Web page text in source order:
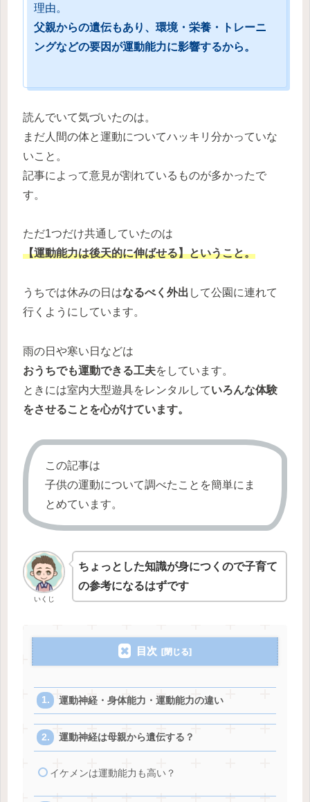
理由。
父親からの遺伝もあり、環境・栄養・トレーニ
ングなどの要因が運動能力に影響するから。
読んでいて気づいたのは。
まだ人間の体と運動についてハッキリ分かっていな
いこと。
記事によって意見が割れているものが多かったで
す。
ただ1つだけ共通していたのは
【運動能力は後天的に伸ばせる】ということ。
うちでは休みの日はなるべく外出 して公園に連れて
行くようにしています。
雨の日や寒い日などは
おうちでも運動できる工夫をしています。
ときには室内大型遊具をレンタルしていろんな体験
をさせることを心がけています。
この記事は
子供の運動について調べたことを簡単にま
とめています。
いくじ
ちょっとした知識が身につくので子育て
の参考になるはずです
目次
運動神経・身体能力・運動能力の違い
運動神経は母親から遺伝する？
イケメンは運動能力も高い？